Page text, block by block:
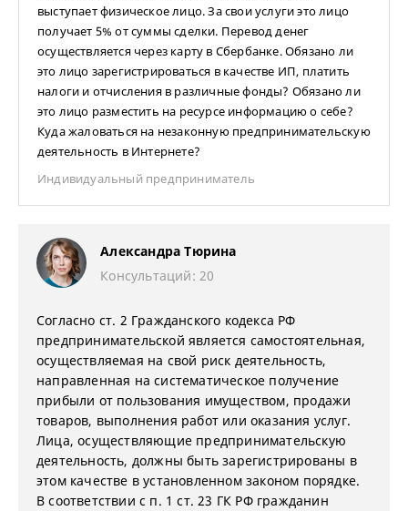
выступает физическое лицо. За свои услуги это лицо
получает 5% от суммы сделки. Перевод денег
осуществляется через карту в Сбербанке. Обязано ли
это лицо зарегистрироваться в качестве ИП, платить
налоги и отчисления в различные фонды? Обязано ли
это лицо разместить на ресурсе информацию о себе?
Куда жаловаться на незаконную предпринимательскую
деятельность в Интернете?
Индивидуальный предприниматель
Александра Тюрина
Консультаций: 20
Согласно ст. 2 Гражданского кодекса РФ
предпринимательской является самостоятельная,
осуществляемая на свой риск деятельность,
направленная на систематическое получение
прибыли от пользования имуществом, продажи
товаров, выполнения работ или оказания услуг.
Лица, осуществляющие предпринимательскую
деятельность, должны быть зарегистрированы в
этом качестве в установленном законом порядке.
В соответствии с п. 1 ст. 23 ГК РФ гражданин